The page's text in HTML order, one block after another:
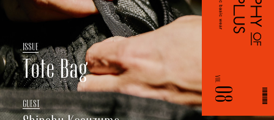
ISSUE
Tote Bag
GUEST
VOL.
08